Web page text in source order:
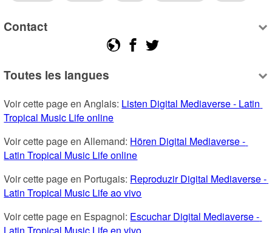
Contact
Toutes les langues
Voir cette page en Anglais: Listen Digital Mediaverse - Latin
Tropical Music Life online
Voir cette page en Allemand: Hören Digital Mediaverse -
Latin Tropical Music Life online
Voir cette page en Portugais: Reproduzir Digital Mediaverse -
Latin Tropical Music Life ao vivo
Voir cette page en Espagnol: Escuchar Digital Mediaverse -
Latin Tropical Music Life en vivo